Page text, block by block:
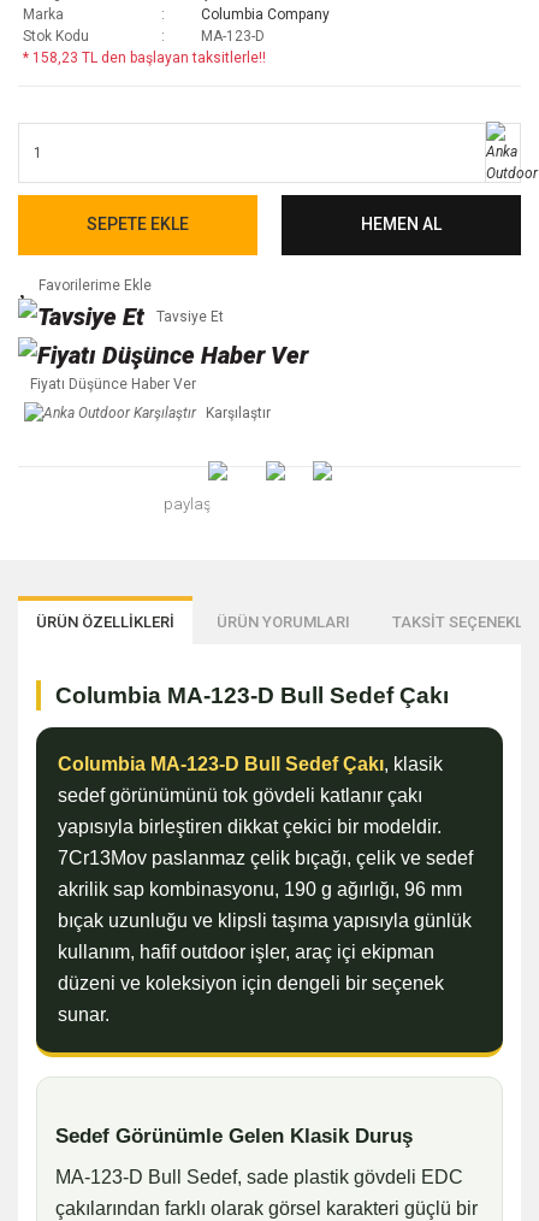
Marka
Columbia Company
Stok Kodu
MA-123-D
* 158,23 TL den başlayan taksitlerle!!
SEPETE EKLE HEMEN AL
Tavsiye Et
Fiyatı Düşünce Haber Ver
Karşılaştır
paylaş
ÜRÜN ÖZELLİKLERİ ÜRÜN YORUMLARI TAKSİT
Columbia MA-123-D Bull Sedef Çakı
Columbia MA-123-D Bull Sedef Çakı, klasik
sedef görünümünü tok gövdeli katlanır çakı
yapısıyla birleştiren dikkat çekici bir modeldir.
7Cr13Mov paslanmaz çelik bıçağı, çelik ve sedef
akrilik sap kombinasyonu, 190 g ağırlığı, 96 mm
bıçak uzunluğu ve klipsli taşıma yapısıyla günlük
kullanım, hafif outdoor işler, araç içi ekipman
düzeni ve koleksiyon için dengeli bir seçenek
sunar.
Sedef Görünümle Gelen Klasik Duruş
MA-123-D Bull Sedef, sade plastik gövdeli EDC
çakılarından farklı olarak görsel karakteri güçlü bir